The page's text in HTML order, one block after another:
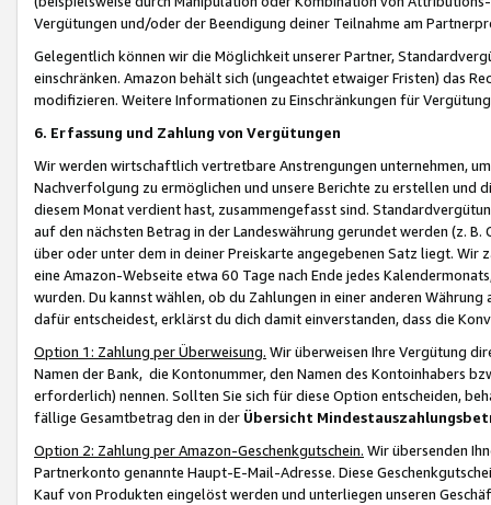
Vergütungen und/oder der Beendigung deiner Teilnahme am
Gelegentlich können wir die Möglichkeit unserer Partner,
einschränken. Amazon behält sich (ungeachtet etwaiger Fristen) das
modifizieren. Weitere Informationen zu Einschränkungen für
6. Erfassung und Zahlung von Vergütungen
Wir werden wirtschaftlich vertretbare Anstrengungen unternehmen,
Nachverfolgung zu ermöglichen und unsere Berichte zu erstellen und
diesem Monat verdient hast, zusammengefasst sind.
auf den nächsten Betrag in der Landeswährung gerundet werden (z.
über oder unter dem in deiner Preiskarte angegebenen Satz liegt.
eine Amazon-Webseite etwa 60 Tage nach Ende jedes
wurden. Du kannst wählen, ob du Zahlungen in einer anderen
dafür entscheidest, erklärst du dich damit einverstanden, dass die
Option 1: Zahlung per Überweisung. Wir überweisen Ihre Vergütung
Namen der Bank, die Kontonummer, den Namen des Kontoinhabers
erforderlich) nennen. Sollten Sie sich für diese Option entscheiden,
fällige Gesamtbetrag den in der Übersicht
Option 2: Zahlung per Amazon-Geschenkgutschein. Wir übersenden
Partnerkonto genannte Haupt-E-Mail-Adresse. Diese
Kauf von Produkten eingelöst werden und unterliegen unseren